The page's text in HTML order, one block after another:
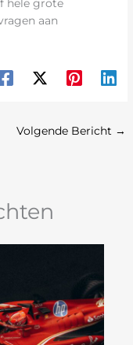
hele grote
aan
Volgende Bericht →